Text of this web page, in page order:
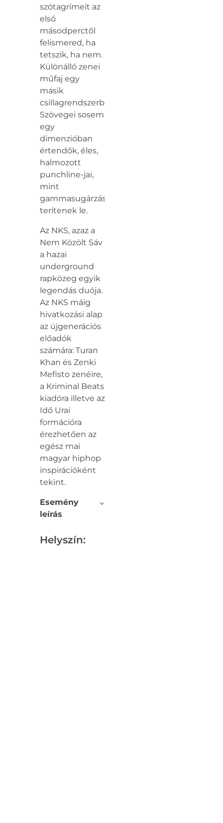
szótagrímeit az
első
másodperctől
felismered, ha
tetszik, ha nem.
Különálló zenei
műfaj egy
másik
csillagrendszerből.
Szövegei sosem
egy
dimenzióban
értendők, éles,
halmozott
punchline-jai,
mint
gammasugárzás
terítenek le.
Az NKS, azaz a
Nem Közölt Sáv
a hazai
underground
rapközeg egyik
legendás duója.
Az NKS máig
hivatkozási alap
az újgenerációs
előadók
számára: Turan
Khan és Zenki
Mefisto zenéire,
a Kriminal Beats
kiadóra illetve az
Idő Urai
formációra
érezhetően az
egész mai
magyar hiphop
inspirációként
tekint.
Esemény
leírás
Helyszín: